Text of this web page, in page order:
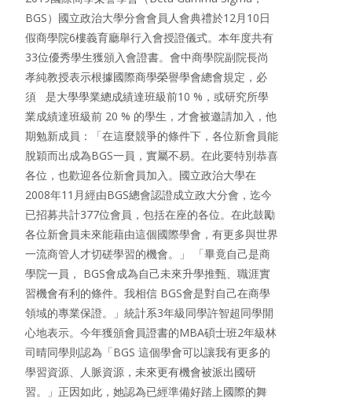
BGS）國立政治大學分會會員人會典禮於12月10日
假商學院6樓義育廳舉行入會授證儀式。本年度共有
33位優秀學生獲頒入會證書。會中商學院副院長尚
孝純教授表示根據國際商學榮譽學會總會規定，必
須 是大學學業總成績達班級前10 %，或研究所學
業成績達班級前 20 % 的學生，才會被邀請加入，他
期勉新成員：「在這麼競爭的條件下，各位新會員能
脫穎而出成為BGS一員，實屬不易。在此要特別恭喜
各位，也歡迎各位新會員加入。國立政治大學在
2008年11月經由BGS總會認證成立政大分會，迄今
已招募共計377位會員，包括在座的各位。在此鼓勵
各位新會員未來能藉由這個國際學會，有更多與世界
一流商管人才切磋學習的機會。」 「畢竟自己是商
學院一員， BGS會成為自己未來升學推甄、職涯實
習機會有利的條件。我相信 BGS會是對自己在商學
領域的專業保證。」統計系3年級同學許智超同學開
心地表示。今年獲頒會員證書的MBA碩士班2年級林
司晴同學則認為「BGS 這個學會可以讓我有更多的
學習資源、人脈資源，未來更有機會被派出國研
習。」正因如此，她認為已經準備好踏上國際的舞